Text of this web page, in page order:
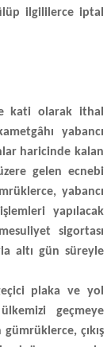
ilgililerce iptal
kati olarak ithal
yabancı
haricinde kalan
gelen ecnebi
yabancı
yapılacak
sigortası
altı gün süreyle
plaka ve yol
geçmeye
çıkış